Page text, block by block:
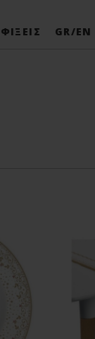
GR/EN